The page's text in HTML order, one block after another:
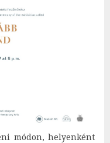
módon, helyenként